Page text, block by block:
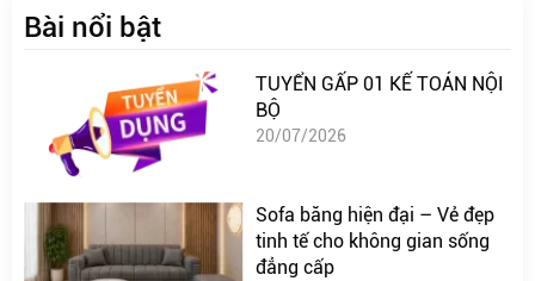
Bài nổi bật
TUYỂN GẤP 01 KẾ TOÁN NỘI
BỘ
20/07/2026
Sofa băng hiện đại – Vẻ đẹp
tinh tế cho không gian sống
đẳng cấp